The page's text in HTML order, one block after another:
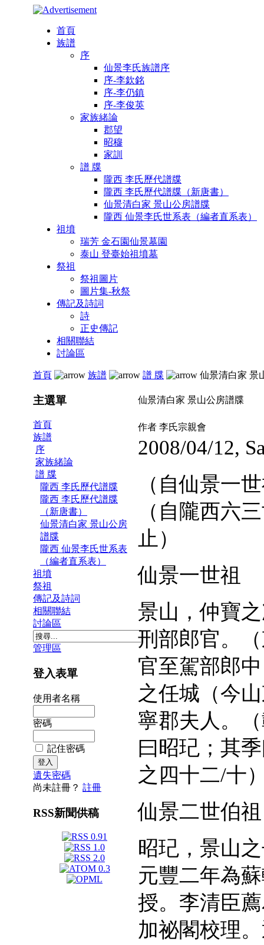
首頁
族譜
序
仙景李氏族譜序
序-李欽銘
序-李仍鎮
序-李俊英
家族緒論
郡望
昭穆
家訓
譜 牒
隴西 李氏歷代譜牒
隴西 李氏歷代譜牒（新唐書）
仙景清白家 景山公房譜牒
隴西 仙景李氏世系表（編者直系表）
祖墳
瑞芳 金石園仙景墓園
泰山 登臺始祖墳墓
祭祖
祭祖圖片
圖片集-秋祭
傳記及詩詞
詩
正史傳記
相關聯結
討論區
首頁 族譜 譜 牒 仙景清白家 景
主選單
首頁
族譜
序
家族緒論
譜 牒
隴西 李氏歷代譜牒
隴西 李氏歷代譜牒
（新唐書）
仙景清白家 景山公房
譜牒
隴西 仙景李氏世系表
（編者直系表）
祖墳
祭祖
傳記及詩詞
相關聯結
討論區
管理區
登入表單
使用者名稱
密碼
記住密碼
遺失密碼
尚未註冊？ 註冊
RSS新聞供稿
仙景清白家 景山公房譜牒
作者 李氏宗親會
2008/04/12,
（自仙景一
（自隴西六
止）
仙景一世祖
景山，仲寶
刑部郎官。
官至駕部郎
之任城（今
寧郡夫人。
曰昭玘；其
之四十二/十
仙景二世伯祖
昭玘，景山
元豐二年為
授。李清臣
加祕閣校理